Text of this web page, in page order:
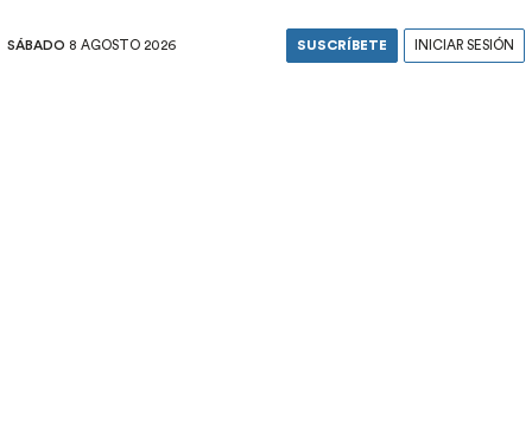
SÁBADO 8 AGOSTO 2026 SUSCRÍBETE INICIAR SESIÓN